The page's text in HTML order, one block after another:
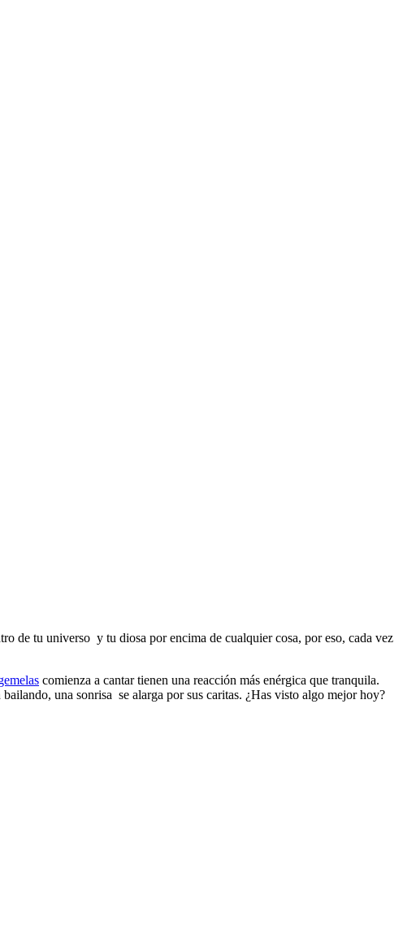
de tu universo y tu diosa por encima de cualquier cosa, por eso, cada vez
comienza a cantar tienen una reacción más enérgica que tranquila.
una sonrisa se alarga por sus caritas. ¿Has visto algo mejor hoy?